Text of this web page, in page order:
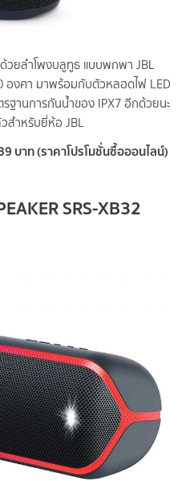
ด้วยลำโพงบลูทูธ แบบพกพา JBL
องศา มาพร้อมกับตัวหลอดไฟ LED
ฐานการกันน้ำของ IPX7 อีกด้วยนะ
สำหรับยี่ห้อ JBL
บาท (ราคาโปรโมชั่นซื้อออนไลน์)
SRS-XB32